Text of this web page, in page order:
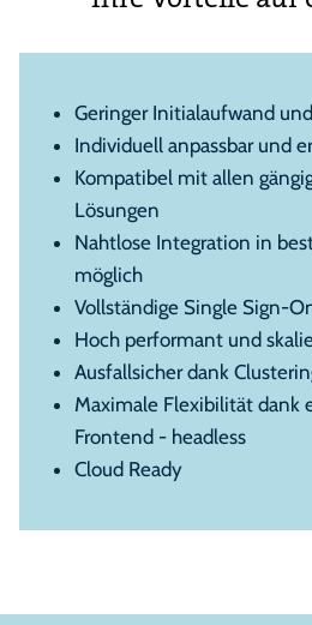
Geringer Initialaufwand
Individuell anpassbar und
Kompatibel mit allen
Lösungen
Nahtlose Integration in
möglich
Vollständige Single Sign-
Hoch performant und
Ausfallsicher dank
Maximale Flexibilität dank
Frontend - headless
Cloud Ready